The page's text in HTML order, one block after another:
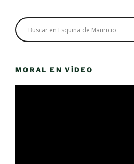
MORAL EN VÍDEO